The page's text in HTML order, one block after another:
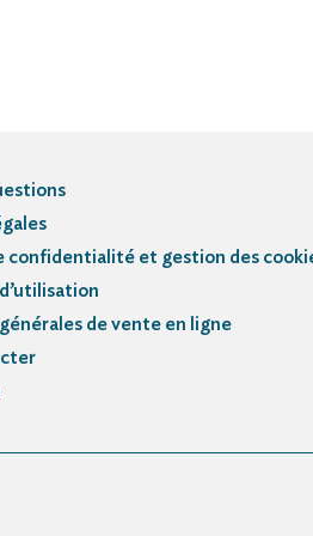
confidentialité et gestion des
de vente en ligne